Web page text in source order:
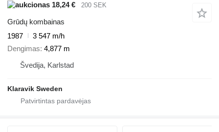
18,24 €
200 SEK
Grūdų kombainas
1987
3 547 m/h
Dengimas 4,877 m
Švedija, Karlstad
Klaravik Sweden